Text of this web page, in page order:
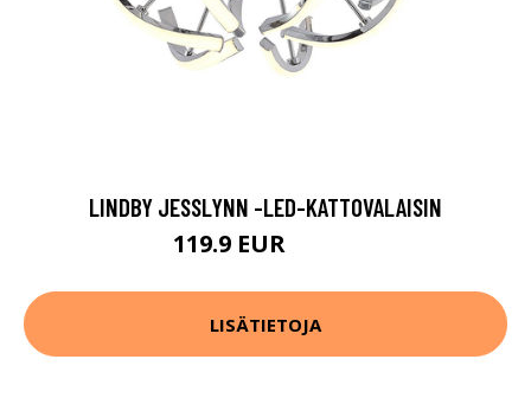
LINDBY JESSLYNN -LED-KATTOVALAISIN
119.9 EUR
LISÄTIETOJA